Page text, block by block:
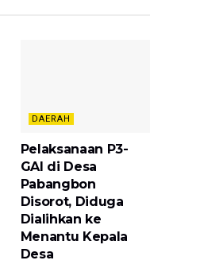
DAERAH
Pelaksanaan P3-
GAI di Desa
Pabangbon
Disorot, Diduga
Dialihkan ke
Menantu Kepala
Desa